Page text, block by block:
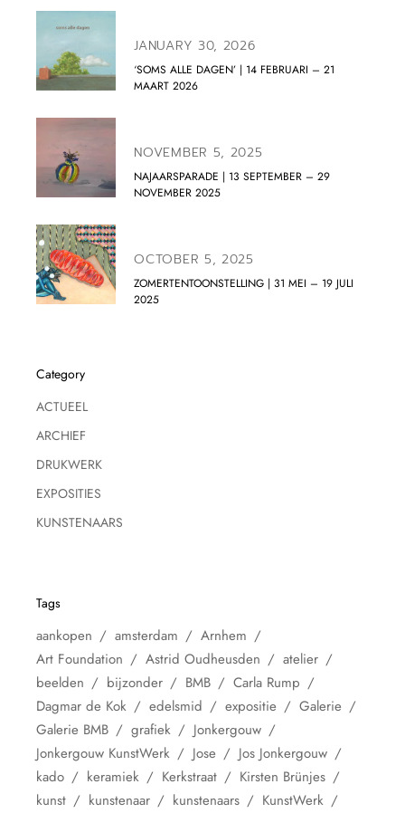
JANUARY 30, 2026
‘SOMS ALLE DAGEN’ | 14 FEBRUARI – 21
MAART 2026
NOVEMBER 5, 2025
NAJAARSPARADE | 13 SEPTEMBER – 29
NOVEMBER 2025
OCTOBER 5, 2025
ZOMERTENTOONSTELLING | 31 MEI – 19 JULI
2025
Category
ACTUEEL
ARCHIEF
DRUKWERK
EXPOSITIES
KUNSTENAARS
Tags
aankopen amsterdam
Arnhem
Art Foundation
Astrid Oudheusden
atelier
beelden
bijzonder BMB
Carla Rump
Dagmar de Kok
edelsmid expositie
Galerie
Galerie BMB
grafiek
Jonkergouw
Jonkergouw KunstWerk
Jose
Jos Jonkergouw
kado
keramiek Kerkstraat
Kirsten Brünjes
kunst
kunstenaar kunstenaars
KunstWerk